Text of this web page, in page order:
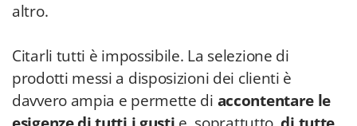
altro.
Citarli tutti è impossibile. La selezione di
prodotti messi a disposizioni dei clienti è
davvero ampia e permette di accontentare le